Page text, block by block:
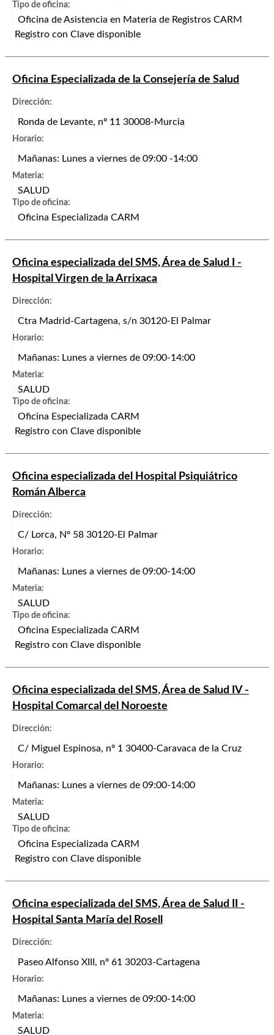
Tipo de oficina:
Oficina de Asistencia en Materia de Registros CARM
Registro con Clave disponible
Oficina Especializada de la Consejería de Salud
Dirección:
Ronda de Levante, nº 11 30008-Murcia
Horario:
Mañanas: Lunes a viernes de 09:00 -14:00
Materia:
SALUD
Tipo de oficina:
Oficina Especializada CARM
Oficina especializada del SMS, Área de Salud I -
Hospital Virgen de la Arrixaca
Dirección:
Ctra Madrid-Cartagena, s/n 30120-El Palmar
Horario:
Mañanas: Lunes a viernes de 09:00-14:00
Materia:
SALUD
Tipo de oficina:
Oficina Especializada CARM
Registro con Clave disponible
Oficina especializada del Hospital Psiquiátrico
Román Alberca
Dirección:
C/ Lorca, Nº 58 30120-El Palmar
Horario:
Mañanas: Lunes a viernes de 09:00-14:00
Materia:
SALUD
Tipo de oficina:
Oficina Especializada CARM
Registro con Clave disponible
Oficina especializada del SMS, Área de Salud IV -
Hospital Comarcal del Noroeste
Dirección:
C/ Miguel Espinosa, nº 1 30400-Caravaca de la Cruz
Horario:
Mañanas: Lunes a viernes de 09:00-14:00
Materia:
SALUD
Tipo de oficina:
Oficina Especializada CARM
Registro con Clave disponible
Oficina especializada del SMS, Área de Salud II -
Hospital Santa María del Rosell
Dirección:
Paseo Alfonso XIII, nº 61 30203-Cartagena
Horario:
Mañanas: Lunes a viernes de 09:00-14:00
Materia:
SALUD